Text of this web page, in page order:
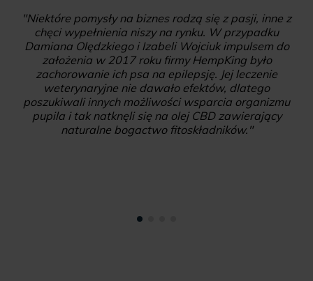
"Niektóre pomysły na biznes rodzą się z pasji, inne z
chęci wypełnienia niszy na rynku. W przypadku
Damiana Olędzkiego i Izabeli Wojciuk impulsem do
założenia w 2017 roku firmy HempKing było
zachorowanie ich psa na epilepsję. Jej leczenie
weterynaryjne nie dawało efektów, dlatego
poszukiwali innych możliwości wsparcia organizmu
pupila i tak natknęli się na olej CBD zawierający
naturalne bogactwo fitoskładników."